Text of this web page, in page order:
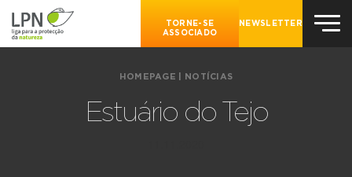
TORNE-SE
ASSOCIADO
NEWSLETTER
HOMEPAGE NOTÍCIAS
Estuário do Tejo